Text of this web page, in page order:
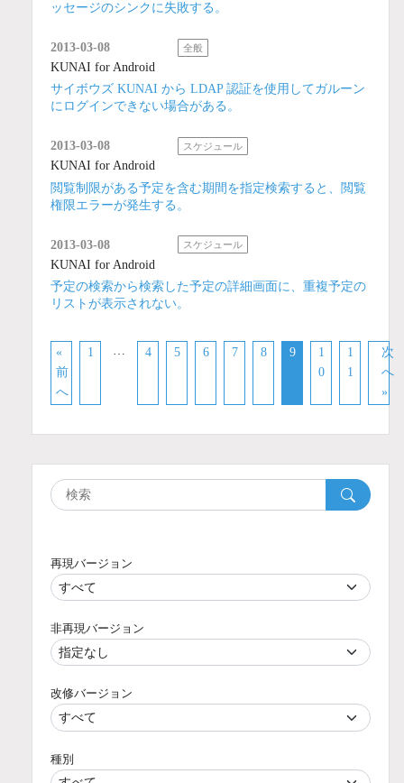
ッセージのシンクに失敗する。
2013-03-08 全般
KUNAI for Android
サイボウズ KUNAI から LDAP 認証を使用してガルーン
にログインできない場合がある。
2013-03-08 スケジュール
KUNAI for Android
閲覧制限がある予定を含む期間を指定検索すると、閲覧
権限エラーが発生する。
2013-03-08 スケジュール
KUNAI for Android
予定の検索から検索した予定の詳細画面に、重複予定の
リストが表示されない。
«
前
へ
1 4 5 6 7 8 9
1
0
1
1
次
へ
»
再現バージョン
非再現バージョン
改修バージョン
種別